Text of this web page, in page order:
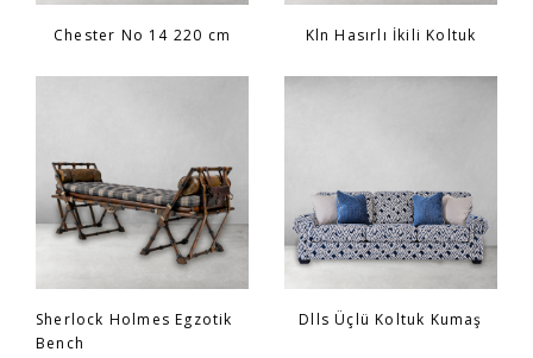
Chester No 14 220 cm Kln Hasırlı İkili Koltuk
Sherlock Holmes Egzotik
Bench
Dlls Üçlü Koltuk Kumaş